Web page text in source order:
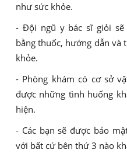
như sức khỏe.
- Đội ngũ y bác sĩ giỏi
bằng thuốc, hướng dẫn và
khỏe.
- Phòng khám có cơ sở
được những tình huống
hiện.
- Các bạn sẽ được bảo
với bất cứ bên thứ 3 nào